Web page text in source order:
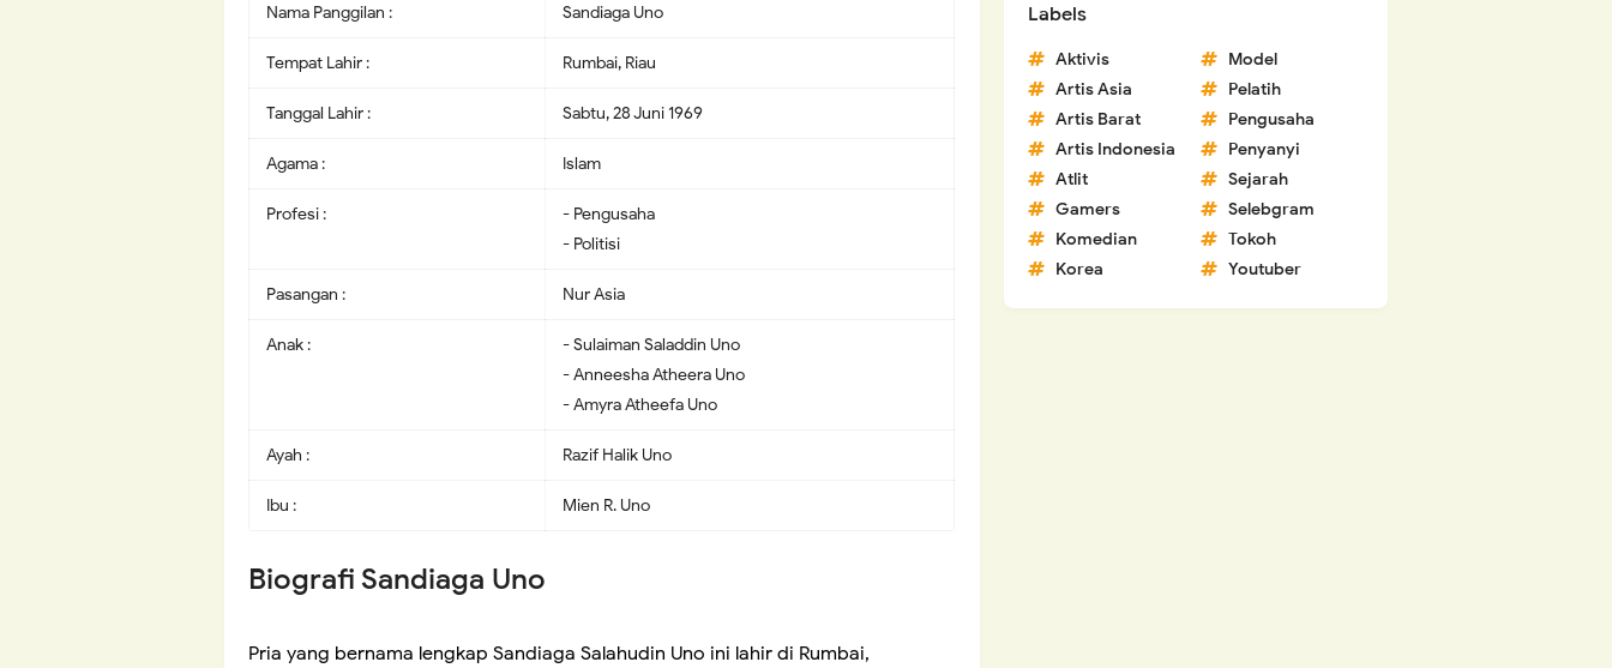
Nama Panggilan : Sandiaga Uno
Tempat Lahir : Rumbai, Riau
Tanggal Lahir : Sabtu, 28 Juni 1969
Agama : Islam
Profesi :
- Pengusaha
- Politisi
Pasangan : Nur Asia
Anak :
- Sulaiman Saladdin Uno
- Anneesha Atheera Uno
- Amyra Atheefa Uno
Ayah : Razif Halik Uno
Ibu : Mien R. Uno
Biografi Sandiaga Uno
Pria yang bernama lengkap Sandiaga Salahudin Uno ini lahir di Rumbai,
Labels
Aktivis
Artis Asia
Artis Barat
Artis Indonesia
Atlit
Gamers
Komedian
Korea
Model
Pelatih
Pengusaha
Penyanyi
Sejarah
Selebgram
Tokoh
Youtuber